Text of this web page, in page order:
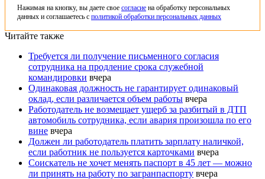
Нажимая на кнопку, вы даете свое согласие на обработку персональных
данных и соглашаетесь с политикой обработки персональных данных
Читайте также
Требуется ли получение письменного согласия
сотрудника на продление срока служебной
командировки вчера
Одинаковая должность не гарантирует одинаковый
оклад, если различается объем работы вчера
Работодатель не возмещает ущерб за разбитый в ДТП
автомобиль сотрудника, если авария произошла по его
вине вчера
Должен ли работодатель платить зарплату наличкой,
если работник не пользуется карточками вчера
Соискатель не хочет менять паспорт в 45 лет — можно
ли принять на работу по загранпаспорту вчера